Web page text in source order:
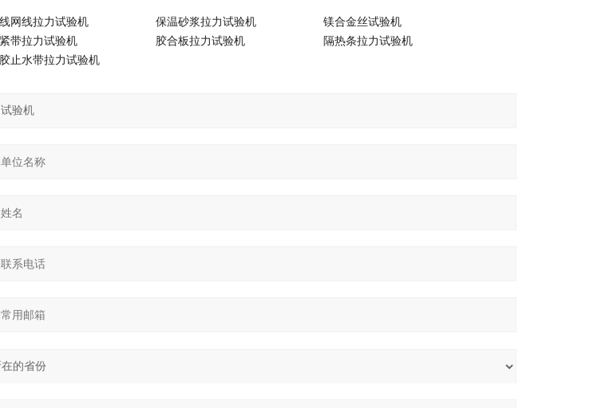
网线拉力试验机 保温砂浆拉力试验机
镁合金丝试验机
带拉力试验机 胶合板拉力试验机
隔热条拉力试验机
止水带拉力试验机